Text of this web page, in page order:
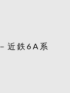
近鉄6A系